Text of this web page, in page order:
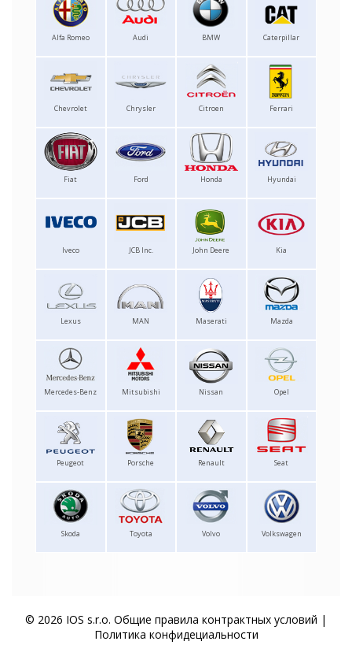
Alfa Romeo Audi BMW Caterpillar
Chevrolet Chrysler Citroen Ferrari
Fiat Ford Honda Hyundai
Iveco JCB Inc. John Deere Kia
Lexus MAN Maserati Mazda
Mercedes-Benz Mitsubishi Nissan Opel
Peugeot Porsche Renault Seat
Skoda Toyota Volvo Volkswagen
© 2026 IOS s.r.o. Общие правила контрактных условий |
Политика конфидециальности